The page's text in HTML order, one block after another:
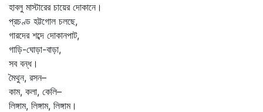
হাবলু মাস্টারের চায়ের দোকানে।
প্রচণ্ড হট্টগোল চলছে,
গারদের শব্দে দোকানপাট,
গাড়ি-ঘোড়া-বাড়া,
সব বন্ধ।
মৈথুন, রসন–
কাম, কলা, কেলি–
লিঙ্গাম, লিঙ্গাম, লিঙ্গাম।